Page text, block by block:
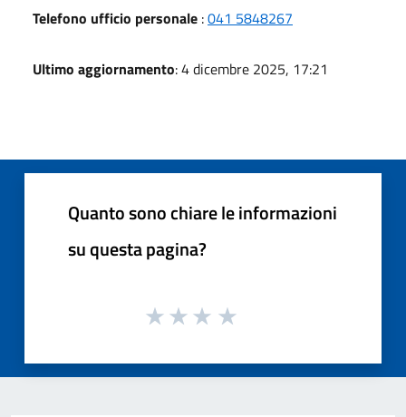
Telefono ufficio personale :041 5848267
Ultimo aggiornamento: 4 dicembre 2025, 17:21
Quanto sono chiare le informazioni
su questa pagina?